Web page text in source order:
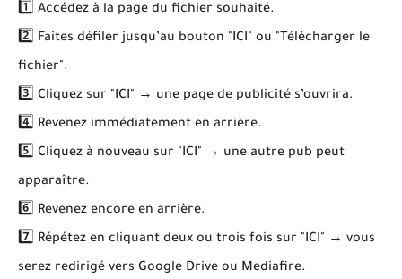
1️⃣ Accédez à la page du fichier souhaité.
2️⃣ Faites défiler jusqu’au bouton "ICI" ou "Télécharger le
fichier".
3️⃣ Cliquez sur "ICI" → une page de publicité s’ouvrira.
4️⃣ Revenez immédiatement en arrière.
5️⃣ Cliquez à nouveau sur "ICI" → une autre pub peut
apparaître.
6️⃣ Revenez encore en arrière.
7️⃣ Répétez en cliquant deux ou trois fois sur "ICI" → vous
serez redirigé vers Google Drive ou Mediafire.